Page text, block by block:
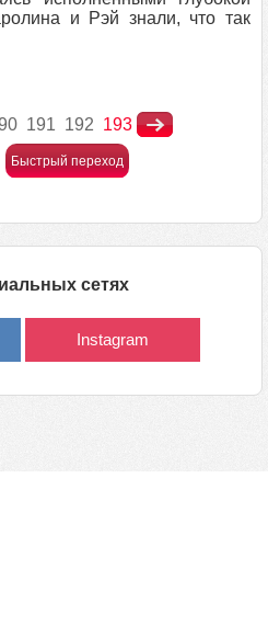
и Рэй знали, что так
191 192 193
Быстрый переход
сетях
Instagram